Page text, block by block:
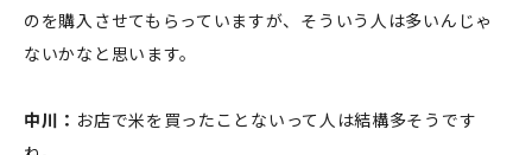
のを購入させてもらっていますが、そういう人は多いんじゃ
ないかなと思います。
中川： お店で米を買ったことないって人は結構多そうです